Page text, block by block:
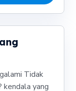
Tidak
kendala yang